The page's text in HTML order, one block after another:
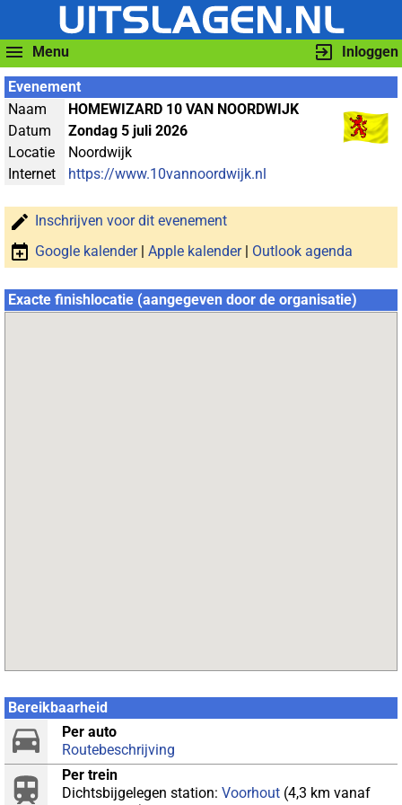
Menu Inloggen
Evenement
Naam
HOMEWIZARD 10 VAN NOORDWIJK
Datum
Zondag 5 juli 2026
Locatie
Noordwijk
Internet
https://www.10vannoordwijk.nl
Inschrijven voor dit evenement
Google kalender| Apple kalender| Outlook agenda
Exacte finishlocatie (aangegeven door de organisatie)
Bereikbaarheid
Per auto
Routebeschrijving
Per trein
Dichtsbijgelegen station: Voorhout (4,3 km vanaf